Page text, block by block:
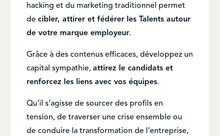
hacking et du marketing traditionnel permet
decibler, attirer et fédérer les Talents autour
de votre marque employeur.
Grâce à des contenus efficaces, développez un
capital sympathie,attirez le candidats et
renforcez les liens avec vos équipes.
Qu’il s’agisse de sourcer des profils en
tension, de traverser une crise ensemble ou
de conduire la transformation de l’entreprise,